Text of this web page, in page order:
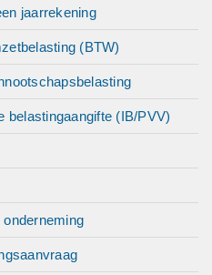
jaarrekening
(BTW)
belastingaangifte (IB/PVV)